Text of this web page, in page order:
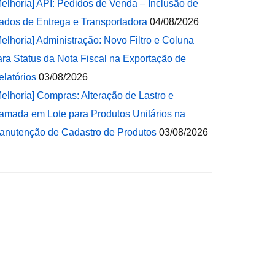
API: Pedidos de Venda – Inclusão de
de Entrega e Transportadora 04/08/2026
Administração: Novo Filtro e Coluna
Status da Nota Fiscal na Exportação de
03/08/2026
Compras: Alteração de Lastro e
em Lote para Produtos Unitários na
de Cadastro de Produtos 03/08/2026